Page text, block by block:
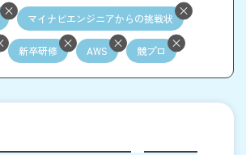
マイナビエンジニアからの挑戦状
新卒研修 AWS 競プロ